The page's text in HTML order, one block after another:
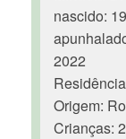
nascido:
2022
Origem:
Crianças: